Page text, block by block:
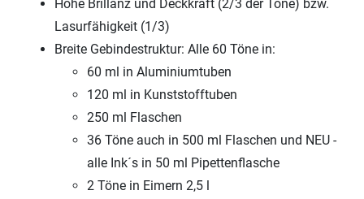
Hohe Brillanz und Deckkraft (2/3 der Töne) bzw.
Lasurfähigkeit (1/3)
Breite Gebindestruktur: Alle 60 Töne in:
60 ml in Aluminiumtuben
120 ml in Kunststofftuben
250 ml Flaschen
36 Töne auch in 500 ml Flaschen und NEU -
alle Ink´s in 50 ml Pipettenflasche
2 Töne in Eimern 2,5 l